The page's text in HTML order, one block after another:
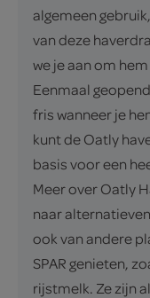
algemeen
van deze
we je aan om
Eenmaal
fris wanneer je
kunt de Oatly
basis voor een
Meer over Oatly
naar
ook van andere
SPAR genieten,
rijstmelk. Ze zijn